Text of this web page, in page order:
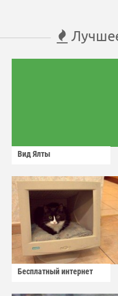
Вид Ялты
Бесплатный интернет